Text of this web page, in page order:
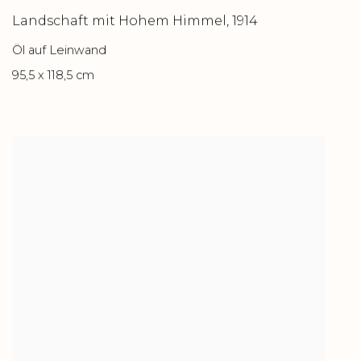
Landschaft mit Hohem Himmel 1914
Öl auf Leinwand
95,5 x 118,5 cm